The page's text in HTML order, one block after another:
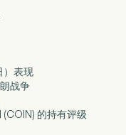
）表现
战争
的持有评级